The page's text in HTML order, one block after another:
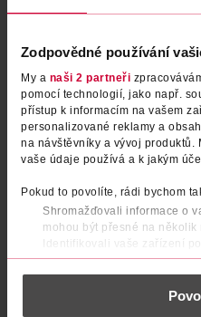
Zodpovědné používání
My a naši 2 partneři
pomocí technologií, jako např.
přístup k informacím na vašem
personalizované reklamy a
na návštěvníky a vývoj produktů.
vaše údaje používá a k jakým
Pokud to povolíte, rádi bychom
Shromažďovali informace o
mohou být přesné na několik
Identifikovali vaše zařízení
konkrétní charakteristiky
Zjistěte více o tom, jak
části s